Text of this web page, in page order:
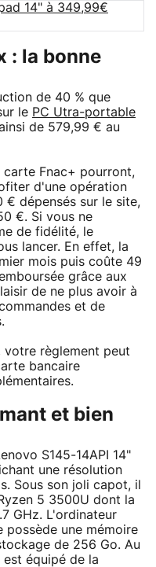
14" à 349,99€
: la bonne
de 40 % que
le PC Utra-portable
de 579,99 € au
carte Fnac+ pourront,
d'une opération
€ dépensés sur le site,
€. Si vous ne
de fidélité, le
lancer. En effet, la
mois puis coûte 49
grâce aux
de ne plus avoir à
et de
votre règlement peut
bancaire
et bien
S145-14API 14"
une résolution
Sous son joli capot, il
5 3500U dont la
GHz. L'ordinateur
possède une mémoire
de 256 Go. Au
équipé de la